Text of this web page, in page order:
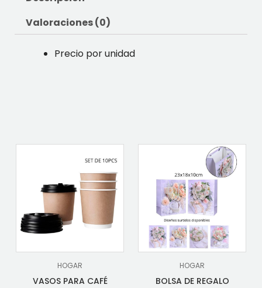
Valoraciones (0)
Precio por unidad
HOGAR
VASOS PARA CAFÉ
HOGAR
BOLSA DE REGALO